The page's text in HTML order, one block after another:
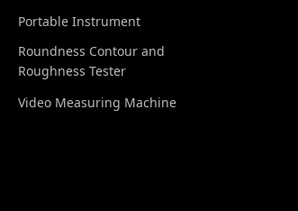
Portable Instrument
Roundness Contour and
Roughness Tester
Video Measuring Machine